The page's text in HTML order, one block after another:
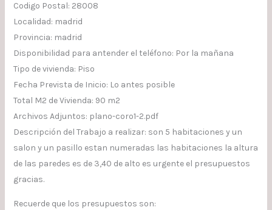
Codigo Postal: 28008
Localidad: madrid
Provincia: madrid
Disponibilidad para antender el teléfono: Por la mañana
Tipo de vivienda: Piso
Fecha Prevista de Inicio: Lo antes posible
Total M2 de Vivienda: 90 m2
Archivos Adjuntos: plano-coro1-2.pdf
Descripción del Trabajo a realizar: son 5 habitaciones y un
salon y un pasillo estan numeradas las habitaciones la altura
de las paredes es de 3,40 de alto es urgente el presupuestos
gracias.
Recuerde que los presupuestos son: